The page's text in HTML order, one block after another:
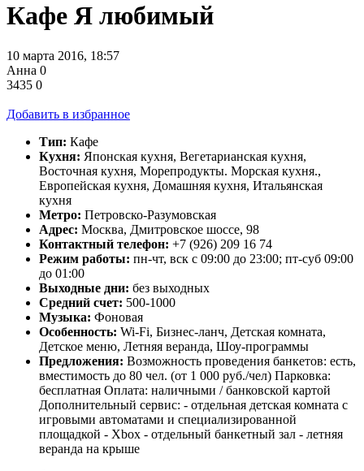
Кафе Я любимый
10 марта 2016, 18:57
Анна 0
3435 0
Добавить в избранное
Тип: Кафе
Кухня: Японская кухня, Вегетарианская кухня,
Восточная кухня, Морепродукты. Морская кухня.,
Европейская кухня, Домашняя кухня, Итальянская
кухня
Метро: Петровско-Разумовская
Адрес: Москва, Дмитровское шоссе, 98
Контактный телефон: +7 (926) 209 16 74
Режим работы: пн-чт, вск с 09:00 до 23:00; пт-суб 09:00
до 01:00
Выходные дни: без выходных
Средний счет: 500-1000
Музыка: Фоновая
Особенность: Wi-Fi, Бизнес-ланч, Детская комната,
Детское меню, Летняя веранда, Шоу-программы
Предложения: Возможность проведения банкетов: есть,
вместимость до 80 чел. (от 1 000 руб./чел) Парковка:
бесплатная Оплата: наличными / банковской картой
Дополнительный сервис: - отдельная детская комната с
игровыми автоматами и специализированной
площадкой - Xbox - отдельный банкетный зал - летняя
веранда на крыше